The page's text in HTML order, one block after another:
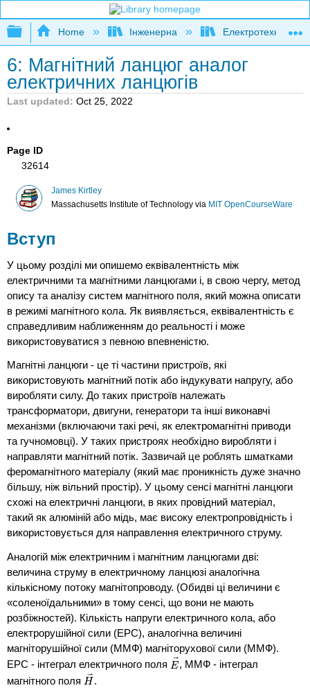
Expand/collapse global hierarchy
Home Інженерна Електротехніка
6: Магнітний ланцюг аналог
електричних ланцюгів
Last updated Oct 25, 2022
Page ID
32614
James Kirtley
Massachusetts Institute of Technologyvia MIT OpenCourseWare
Вступ
У цьому розділі ми опишемо еквівалентність між
електричними та магнітними ланцюгами і, в свою чергу, метод
опису та аналізу систем магнітного поля, який можна описати
в режимі магнітного кола. Як виявляється, еквівалентність є
справедливим наближенням до реальності і може
використовуватися з певною впевненістю.
Магнітні ланцюги - це ті частини пристроїв, які
використовують магнітний потік або індукувати напругу, або
виробляти силу. До таких пристроїв належать
трансформатори, двигуни, генератори та інші виконавчі
механізми (включаючи такі речі, як електромагнітні приводи
та гучномовці). У таких пристроях необхідно виробляти і
направляти магнітний потік. Зазвичай це роблять шматками
феромагнітного матеріалу (який має проникність дуже значно
більшу, ніж вільний простір). У цьому сенсі магнітні ланцюги
схожі на електричні ланцюги, в яких провідний матеріал,
такий як алюміній або мідь, має високу електропровідність і
використовується для направлення електричного струму.
Аналогій між електричним і магнітним ланцюгами дві:
величина струму в електричному ланцюзі аналогічна
кількісному потоку магнітопроводу. (Обидві ці величини є
«соленоїдальними» в тому сенсі, що вони не мають
розбіжностей). Кількість напруги електричного кола, або
електрорушійної сили (ЕРС), аналогічна величині
магніторушійної сили (ММФ) магніторухової сили (ММФ).
ЕРС - інтеграл електричного поля E
E→
, ММФ - інтеграл
магнітного поля H⃗
H→.